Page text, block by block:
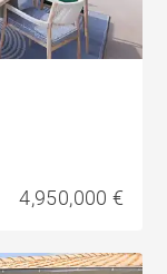
4,950,000 €